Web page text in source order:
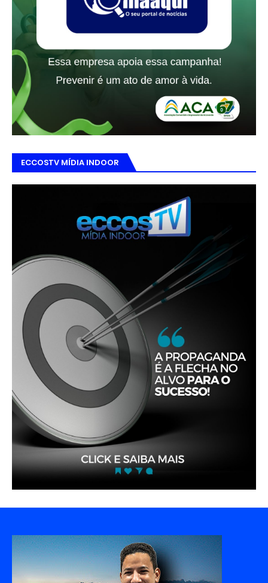
ECCOSTV MÍDIA INDOOR